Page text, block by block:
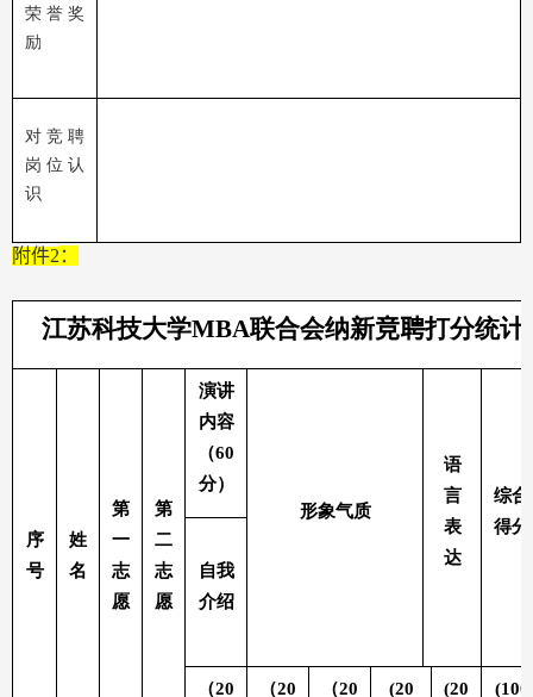
荣誉奖
励
对竞聘
岗位认
识
附件2 ：
江苏科技大学MBA联合会纳新竞聘打分统计
序
号
姓
名
第
一
志
愿
第
二
志
愿
演讲
内容
（60
分）
形象气质
语
言
表
达
综合
得分
自我
介绍
（20
（20
（20
(20
(20
(100